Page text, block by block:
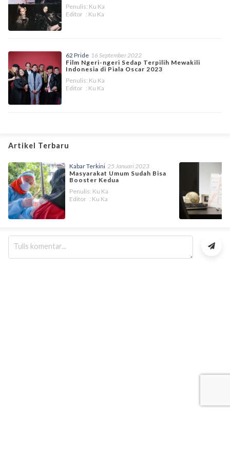
Penulis: Ku Ka
Editor : Ku Ka
62 Pride 16 September 2022
Film Ngeri-ngeri Sedap Terpilih Mewakili
Indonesia di Piala Oscar 2023
Penulis: Ku Ka
Editor : Ku Ka
Artikel Terbaru
Kabar Terkini 25 Januari 2023
Masyarakat Umum Sudah Bisa
Booster Kedua
Penulis: Ku Ka
Editor : Ku Ka